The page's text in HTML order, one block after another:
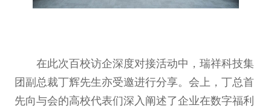
在此次百校访企深度对接活动中，瑞祥科技集
团副总裁丁辉先生亦受邀进行分享。会上，丁总首
先向与会的高校代表们深入阐述了企业在数字福利